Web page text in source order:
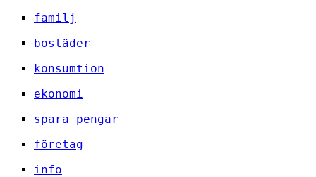
familj
bostäder
konsumtion
ekonomi
spara pengar
företag
info